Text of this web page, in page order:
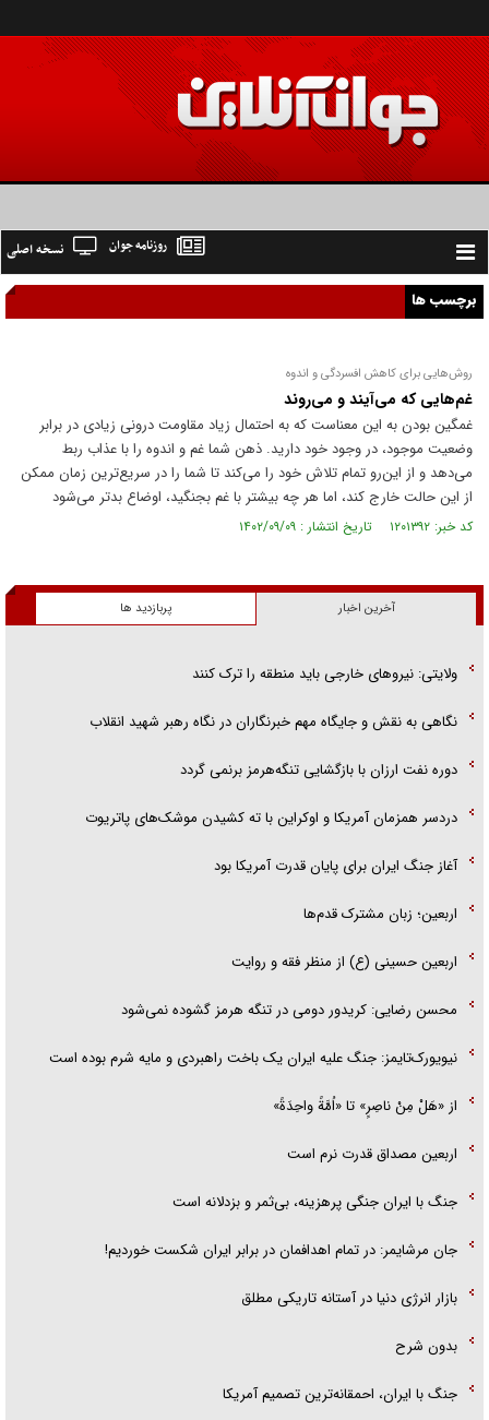
Toggle
navigation
نسخه اصلی روزنامه جوان
برچسب ها
روش‌هایی برای کاهش افسردگی و اندوه
غم‌هایی که می‌آیند و می‌روند
غمگین بودن به این معناست که به احتمال زیاد مقاومت درونی زیادی در برابر
وضعیت موجود، در وجود خود دارید. ذهن شما غم و اندوه را با عذاب ربط
می‌دهد و از این‌رو تمام تلاش خود را می‌کند تا شما را در سریع‌ترین زمان ممکن
از این حالت خارج کند، اما هر چه بیشتر با غم بجنگید، اوضاع بدتر می‌شود
کد خبر: ۱۲۰۱۳۹۲ تاریخ انتشار : ۱۴۰۲/۰۹/۰۹
آخرین اخبار پربازدید ها
ولایتی: نیرو‌های خارجی باید منطقه را ترک کنند
نگاهی به نقش و جایگاه مهم خبرنگاران در نگاه رهبر شهید انقلاب
دوره نفت ارزان با بازگشایی تنگه‌هرمز برنمی گردد
دردسر همزمان آمریکا و اوکراین با ته کشیدن موشک‌های پاتریوت
آغاز جنگ ایران برای پایان قدرت آمریکا بود
اربعین؛ زبان مشترک قدم‌ها
اربعین حسینی (ع) از منظر فقه و روایت
محسن رضایی: کریدور دومی در تنگه هرمز گشوده نمی‌شود
نیویورک‌تایمز: جنگ علیه ایران یک باخت راهبردی و مایه شرم بوده است
از «هَلْ مِنْ ناصِرٍ» تا «اُمَّةً واحِدَةً»
اربعین مصداق قدرت نرم است
جنگ با ایران جنگی پرهزینه، بی‌ثمر و بزدلانه است
جان مرشایمر: در تمام اهدافمان در برابر ایران شکست خوردیم!
بازار انرژی دنیا در آستانه تاریکی مطلق
بدون شرح
جنگ با ایران، احمقانه‌ترین تصمیم آمریکا